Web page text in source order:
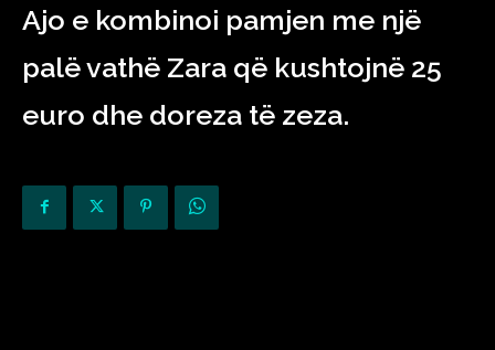
Ajo e kombinoi pamjen me një
palë vathë Zara që kushtojnë 25
euro dhe doreza të zeza.